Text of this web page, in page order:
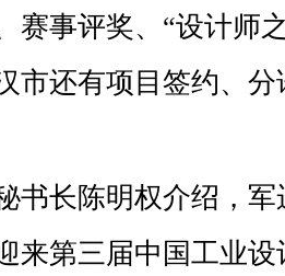
赛事评奖、“设计师
市还有项目签约、分
书长陈明权介绍，
来第三届中国工业